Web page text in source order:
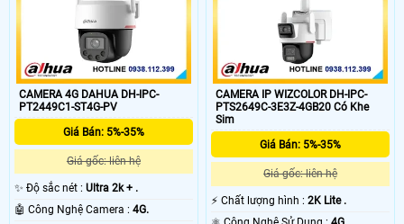
CAMERA 4G DAHUA DH-IPC-
PT2449C1-ST4G-PV
Giá Bán: 5%-35%
Giá gốc: liên hệ
✨ Độ sắc nét : Ultra 2k + .
🤖️ Công Nghệ Camera : 4G.
CAMERA IP WIZCOLOR DH-IPC-
PTS2649C-3E3Z-4GB20 Có Khe
Sim
Giá Bán: 5%-35%
Giá gốc: liên hệ
️⚡ Chất lượng hình :2K Lite .